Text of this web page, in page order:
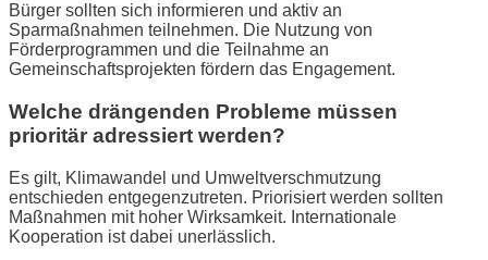
Bürger sollten sich informieren und aktiv an
Sparmaßnahmen teilnehmen. Die Nutzung von
Förderprogrammen und die Teilnahme an
Gemeinschaftsprojekten fördern das Engagement.
Welche drängenden Probleme müssen
prioritär adressiert werden?
Es gilt, Klimawandel und Umweltverschmutzung
entschieden entgegenzutreten. Priorisiert werden sollten
Maßnahmen mit hoher Wirksamkeit. Internationale
Kooperation ist dabei unerlässlich.